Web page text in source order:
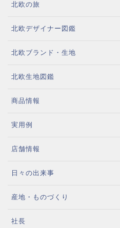
北欧の旅
北欧デザイナー図鑑
北欧ブランド・生地
北欧生地図鑑
商品情報
実用例
店舗情報
日々の出来事
産地・ものづくり
社長